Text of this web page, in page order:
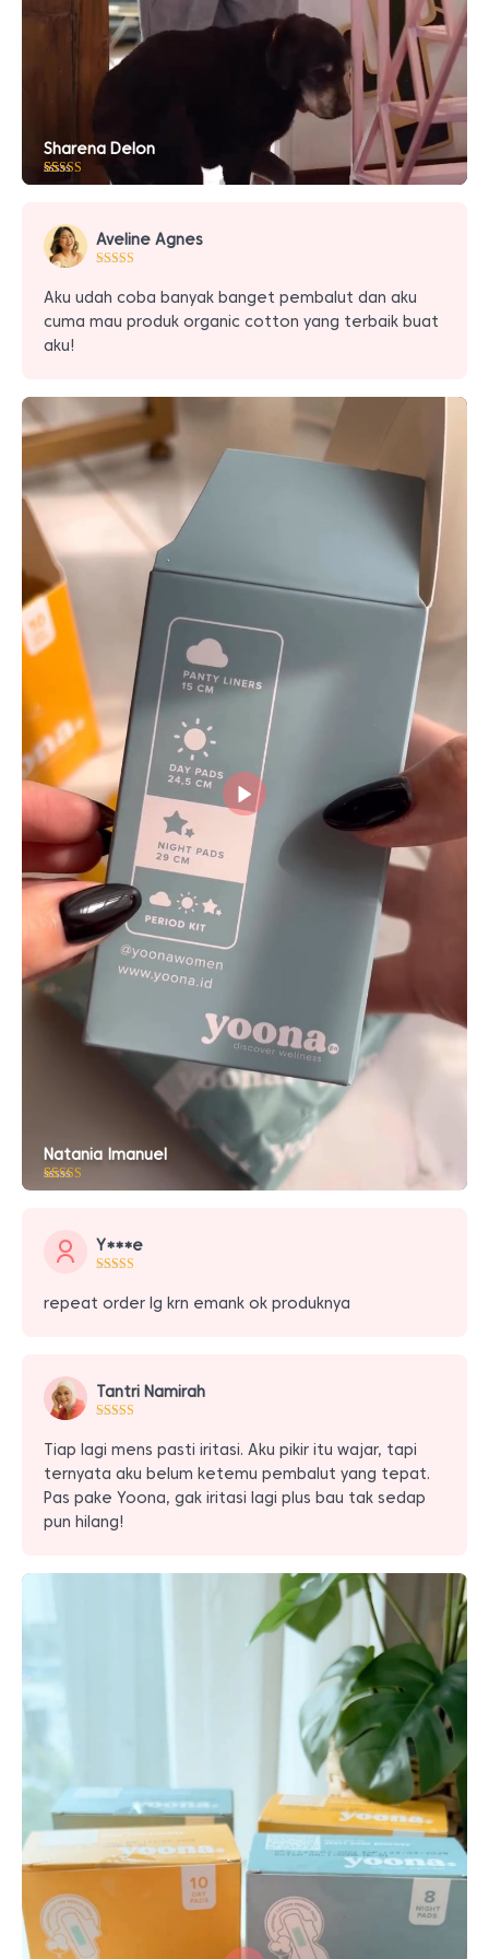
Sharena Delon
Peringkat
10
penilaian
pelanggan Aveline Agnes
Aku udah coba banyak banget pembalut dan aku
cuma mau produk organic cotton yang terbaik buat
aku!
Natania Imanuel
Peringkat
10
pelanggan Y***e
repeat order lg krn emank ok produknya
Tantri Namirah
Tiap lagi mens pasti iritasi. Aku pikir itu wajar, tapi
ternyata aku belum ketemu pembalut yang tepat.
Pas pake Yoona, gak iritasi lagi plus bau tak sedap
pun hilang!